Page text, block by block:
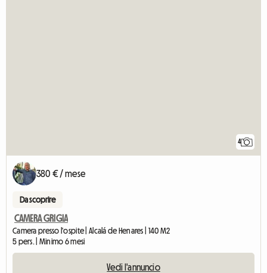
4
380 € / mese
Da scoprire
CAMERA GRIGIA
Camera presso l'ospite | Alcalá de Henares | 140 M2
5 pers. | Minimo 6 mesi
Vedi l'annuncio